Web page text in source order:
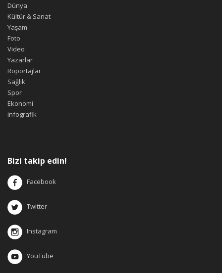
Dünya
Kültür & Sanat
Yaşam
Foto
Video
Yazarlar
Röportajlar
Sağlık
Spor
Ekonomi
infografik
Bizi takip edin!
Facebook
Twitter
Instagram
YouTube